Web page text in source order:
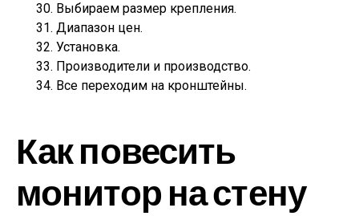
Выбираем размер крепления.
Диапазон цен.
Установка.
Производители и производство.
Все переходим на кронштейны.
Как повесить
монитор на стену